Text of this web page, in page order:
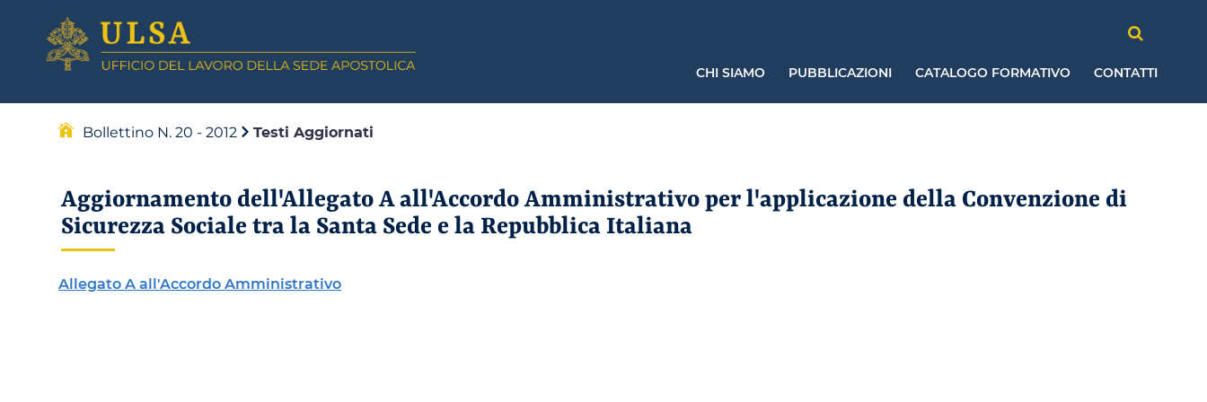
CHI SIAMO PUBBLICAZIONI CATALOGO FORMATIVO CONTATTI
Bollettino N. 20 - 2012 Testi Aggiornati
Aggiornamento dell'Allegato A all'Accordo Amministrativo per l'applicazione della Convenzione di
Sicurezza Sociale tra la Santa Sede e la Repubblica Italiana
Allegato A all'Accordo Amministrativo